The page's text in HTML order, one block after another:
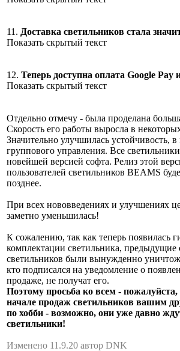
11. Доставка светильников стала
Показать скрытый текст
12. Теперь доступна оплата Google Pay
Показать скрытый текст
Отдельно отмечу - была проделана
Скорость его работы выросла в
Значительно улучшилась устойчивость,
группового управления. Все
новейшей версией софта. Релиз этой
пользователей светильников BEAMS
позднее.
При всех нововведениях и улучшениях
заметно уменьшилась!
К сожалению, так как теперь появилась
комплектации светильника, предыдущие
светильников были вынужденно
кто подписался на уведомление о
продаже, не получат его.
Поэтому просьба ко всем - пожалуйста,
начале продаж светильников вашим
по хобби - возможно, они уже давно
светильники!
Изменено 11.9.20 автор DNK